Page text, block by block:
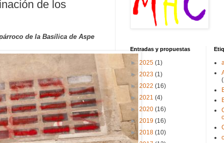
de los
de la Basílica de Aspe
Entradas y propuestas
► 2025 (1)
► 2023 (1)
► 2022 (16)
► 2021 (4)
► 2020 (16)
► 2019 (16)
► 2018 (10)